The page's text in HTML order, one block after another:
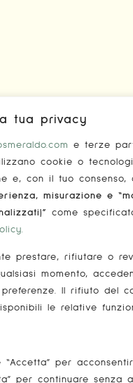
tua privacy
e terze
cookie o
e, con il tuo consenso,
misurazione e
come
.
prestare, rifiutare o
momento,
Il rifiuto del
le relative
“Accetta” per
per continuare senza
Ceramiche d'autore